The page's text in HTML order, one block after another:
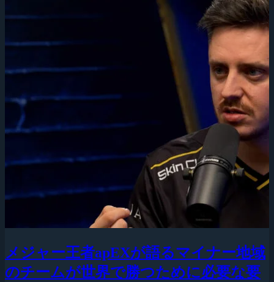
メジャー王者apEXが語るマイナー地域
のチームが世界で勝つために必要な要